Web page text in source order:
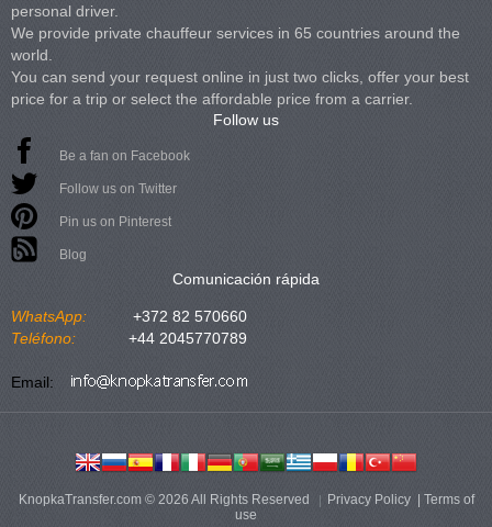
personal driver.
We provide private chauffeur services in 65 countries around the
world.
You can send your request online in just two clicks, offer your best
price for a trip or select the affordable price from a carrier.
Follow us
Be a fan on Facebook
Follow us on Twitter
Pin us on Pinterest
Blog
Comunicación rápida
WhatsApp:
+372 82 570660
Teléfono:
+44 2045770789
Email:
KnopkaTransfer.com © 2026 All Rights Reserved Privacy Policy| Terms of
use